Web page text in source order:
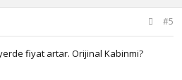
#5
fiyat artar. Orijinal Kabinmi?